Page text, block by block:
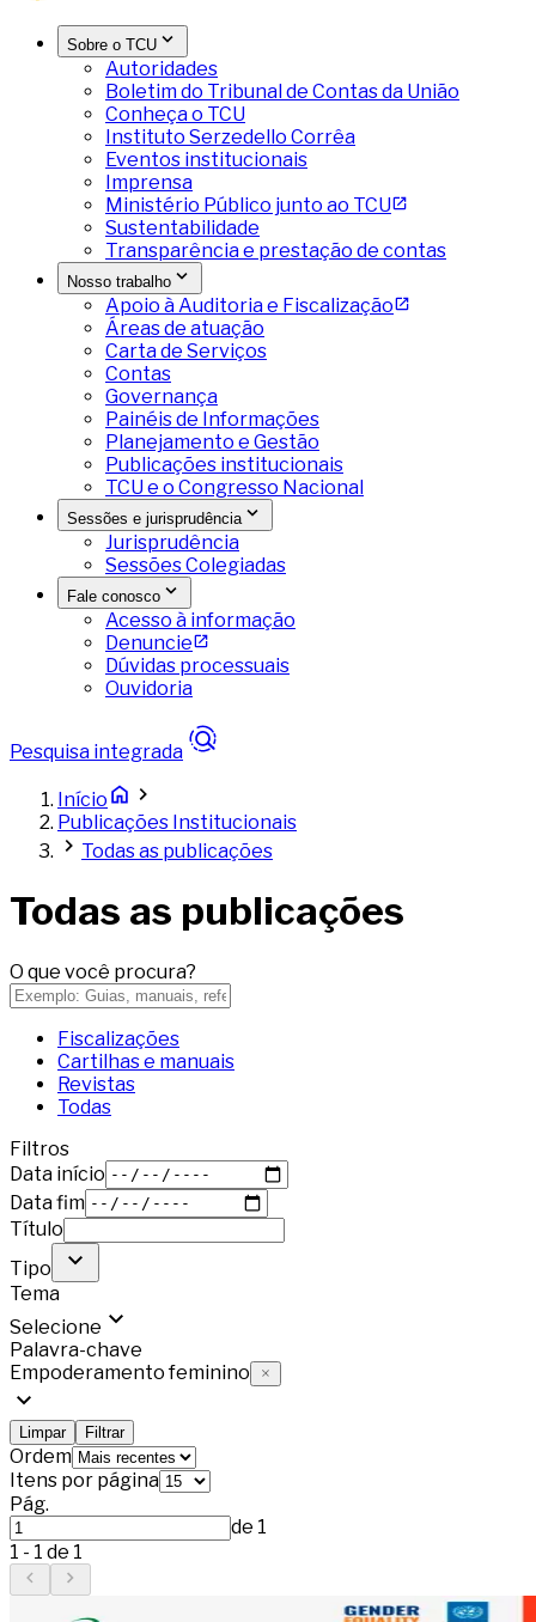
Sobre o TCU
Autoridades
Boletim do Tribunal de Contas da União
Conheça o TCU
Instituto Serzedello Corrêa
Eventos institucionais
Imprensa
Ministério Público junto ao TCU
Sustentabilidade
Transparência e prestação de contas
Nosso trabalho
Apoio à Auditoria e Fiscalização
Áreas de atuação
Carta de Serviços
Contas
Governança
Painéis de Informações
Planejamento e Gestão
Publicações institucionais
TCU e o Congresso Nacional
Sessões e jurisprudência
Jurisprudência
Sessões Colegiadas
Fale conosco
Acesso à informação
Denuncie
Dúvidas processuais
Ouvidoria
Pesquisa integrada
Início
Publicações Institucionais
Todas as publicações
Todas as publicações
O que você procura?
Fiscalizações
Cartilhas e manuais
Revistas
Todas
Filtros
Data início
Data fim
Título
Tipo
Tema
Selecione
Palavra-chave
Empoderamento feminino
Limpar Filtrar
Ordem
Itens por página
Pág.
de 1
1 - 1 de 1